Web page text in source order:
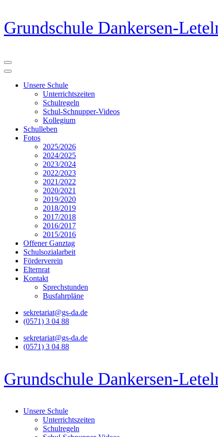
Zum
Inhalt
springen
Grundschule Dankersen-
Unsere Schule
Unterrichtszeiten
Schulregeln
Schul-Schnupper-Videos
Kollegium
Schulleben
Fotos
2025/2026
2024/2025
2023/2024
2022/2023
2021/2022
2020/2021
2019/2020
2018/2019
2017/2018
2016/2017
2015/2016
Offener Ganztag
Schulsozialarbeit
Förderverein
Elternrat
Kontakt
Sprechstunden
Busfahrpläne
sekretariat@gs-da.de
(0571) 3 04 88
sekretariat@gs-da.de
(0571) 3 04 88
Grundschule Dankersen-
Unsere Schule
Unterrichtszeiten
Schulregeln